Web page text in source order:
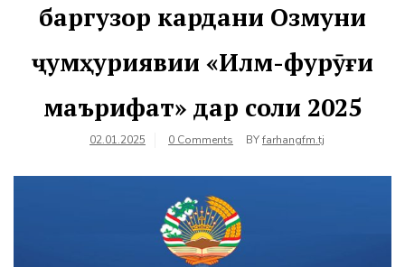
баргузор кардани Озмуни
ҷумҳуриявии «Илм-фурӯғи
маърифат» дар соли 2025
02.01.2025 0 Comments BYfarhangfm.tj